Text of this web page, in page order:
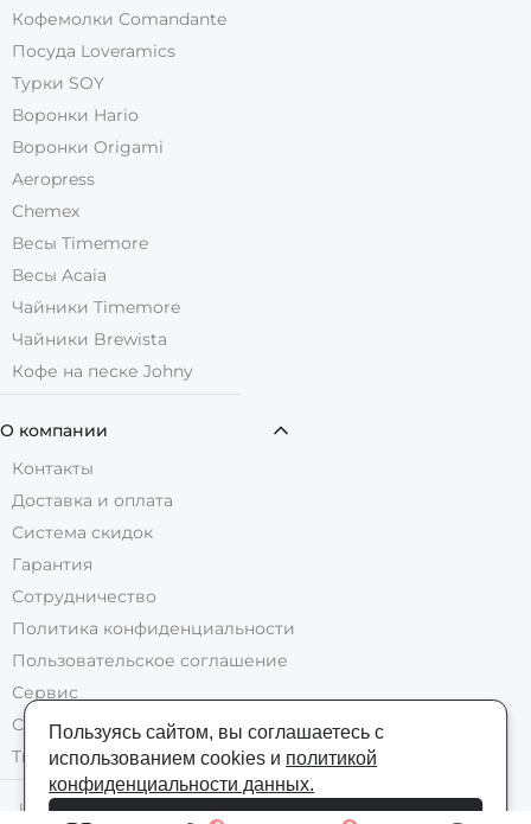
Пользуясь сайтом, вы соглашаетесь с
использованием cookies и политикой
конфиденциальности данных.
Кофемолки Comandante
Посуда Loveramics
Турки SOY
Воронки Hario
Воронки Origami
Aeropress
Chemex
Весы Timemore
Весы Acaia
Чайники Timemore
Чайники Brewista
Кофе на песке Johny
О компании
Контакты
Доставка и оплата
Система скидок
Гарантия
Сотрудничество
Политика конфиденциальности
Пользовательское соглашение
Сервис
Сервисный центр кофемашин
Trade-In кофемашин
Цены на все товары указаны в рублях